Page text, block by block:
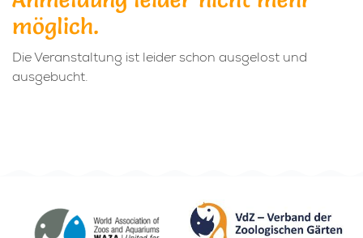
möglich.
Die Veranstaltung ist leider schon ausgelost und
ausgebucht.